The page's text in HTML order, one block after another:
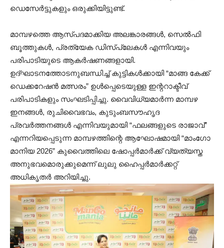
ഡെസേർട്ടുകളും ഒരുക്കിയിട്ടുണ്ട്.
മാമ്പഴത്തെ ആസ്പദമാക്കിയ അലങ്കാരങ്ങൾ, സെൽഫി
ബൂത്തുകൾ, പ്രത്യേക ഡിസ്പ്ലേകൾ എന്നിവയും
പരിപാടിയുടെ ആകർഷണങ്ങളായി.
ഉദ്ഘാടനത്തോടനുബന്ധിച്ച് കുട്ടികൾക്കായി “മാങ്ങ കേക്ക്
ഡെക്കറേഷൻ മത്സരം” ഉൾപ്പെടെയുള്ള ഇന്ററാക്ടീവ്
പരിപാടികളും സംഘടിപ്പിച്ചു. വൈവിധ്യമാർന്ന മാമ്പഴ
ഇനങ്ങൾ, രുചിവൈഭവം, കുടുംബസൗഹൃദ
പ്രവർത്തനങ്ങൾ എന്നിവയുമായി “ഫലങ്ങളുടെ രാജാവ്”
എന്നറിയപ്പെടുന്ന മാമ്പഴത്തിന്റെ ആഘോഷമായി “മാംഗോ
മാനിയ 2026” കുവൈത്തിലെ ഷോപ്പർമാർക്ക് വ്യത്യസ്ത
അനുഭവമൊരുക്കുമെന്ന് ലുലു ഹൈപ്പർമാർക്കറ്റ്
അധികൃതർ അറിയിച്ചു.